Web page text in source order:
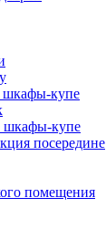
шкафы-купе
шкафы-купе
посередине
помещения